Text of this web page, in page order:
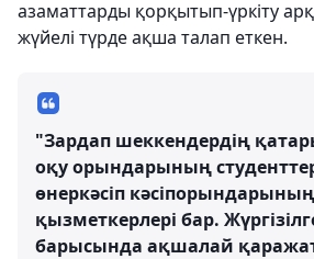
азаматтарды қорқытып-үркіту
жүйелі түрде ақша талап еткен.
"Зардап шеккендердің
оқу орындарының
өнеркәсіп кәсіпорындарының
қызметкерлері бар.
барысында ақшалай